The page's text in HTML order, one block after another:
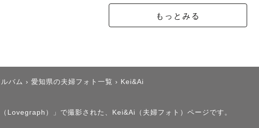
もっとみる
バム › 愛知県の夫婦フォト一覧 › Kei&Ai
Lovegraph）」で撮影された、Kei&Ai（夫婦フォト）ページです。